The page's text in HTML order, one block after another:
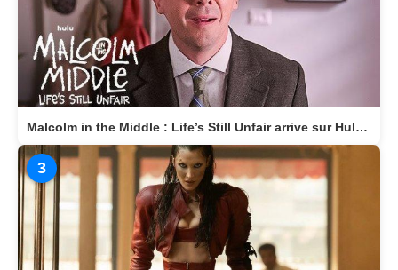
Malcolm in the Middle : Life’s Still Unfair arrive sur Hulu le 10 avril 2026
3